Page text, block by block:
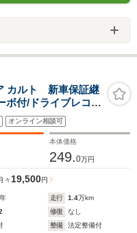
カルト 新車保証継
ボ付/ドライブレコー
オンライン相談可
本体価格
249.0万円
々 19,500円
年 走行 1.4万km
修復
なし
整備
法定整備付